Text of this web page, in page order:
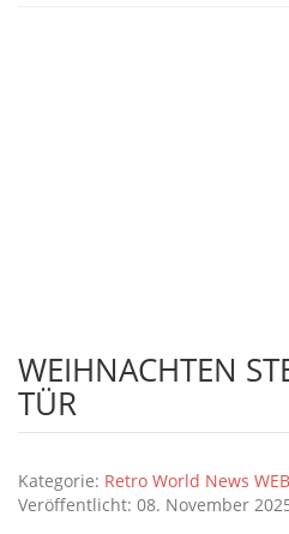
WEIHNACHTEN
TÜR
Details
Kategorie: Retro World News WEB
Veröffentlicht: 08. November